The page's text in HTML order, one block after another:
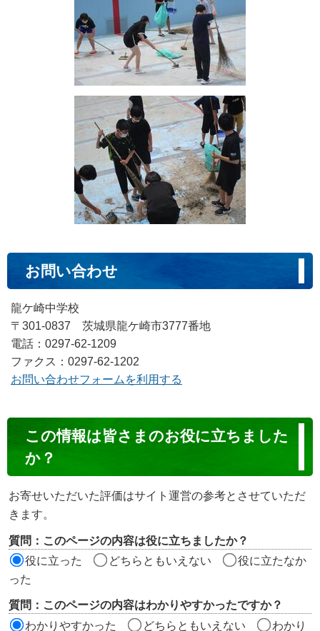
お問い合わせ
龍ケ崎中学校
〒301-0837 茨城県龍ケ崎市3777番地
電話：0297-62-1209
ファクス：0297-62-1202
お問い合わせフォームを利用する
ン
ン
ツ
評
価
ア
この情報は皆さまのお役に立ちました
か？
お寄せいただいた評価はサイト運営の参考とさせていただ
きます。
質問：このページの内容は役に立ちましたか？
役に立った
どちらともいえない
役に立たなか
った
質問：このページの内容はわかりやすかったですか？
わかりやすかった
どちらともいえない わかり